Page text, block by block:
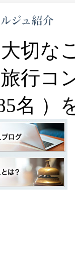
切な
行コ
名 ）